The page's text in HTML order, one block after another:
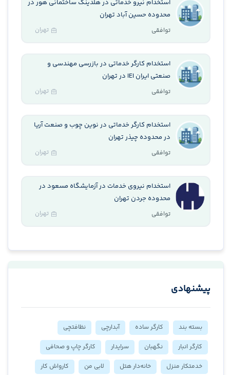
استخدام نیرو خدماتی در هلدینگ ساختمانی هور در
محدوده حسین آباد تهران
توافقی تهران
استخدام کارگر خدماتی در بازرسی مهندسی و
صنعتی ایران IEI در تهران
توافقی تهران
استخدام کارگر خدماتی در نوین چوب و صنعت آریا
در محدوده چیذر تهران
توافقی تهران
استخدام نیروی خدمات در آزمایشگاه مسعود در
محدوده جردن تهران
توافقی تهران
پیشنهادی
بسته بند کارگر ساده آبدارچی
نظافتچی
کارگر انبار
نگهبان سرایدار
کارگر چاپ و صحافی
خدمتکار منزل
خانه‌دار هتل لابی من
کارواش کار